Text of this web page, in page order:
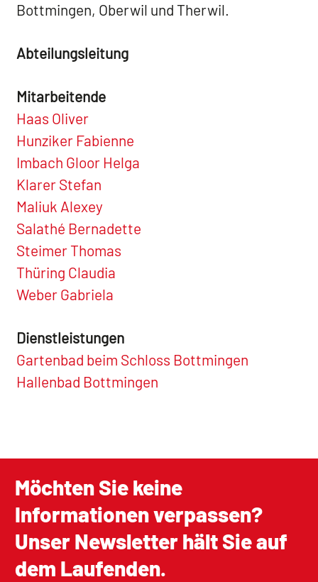
Bottmingen, Oberwil und Therwil.
Abteilungsleitung
Mitarbeitende
Haas Oliver
Hunziker Fabienne
Imbach Gloor Helga
Klarer Stefan
Maliuk Alexey
Salathé Bernadette
Steimer Thomas
Thüring Claudia
Weber Gabriela
Dienstleistungen
Gartenbad beim Schloss Bottmingen
Hallenbad Bottmingen
Möchten Sie keine
Informationen verpassen?
Unser Newsletter hält Sie auf
dem Laufenden.